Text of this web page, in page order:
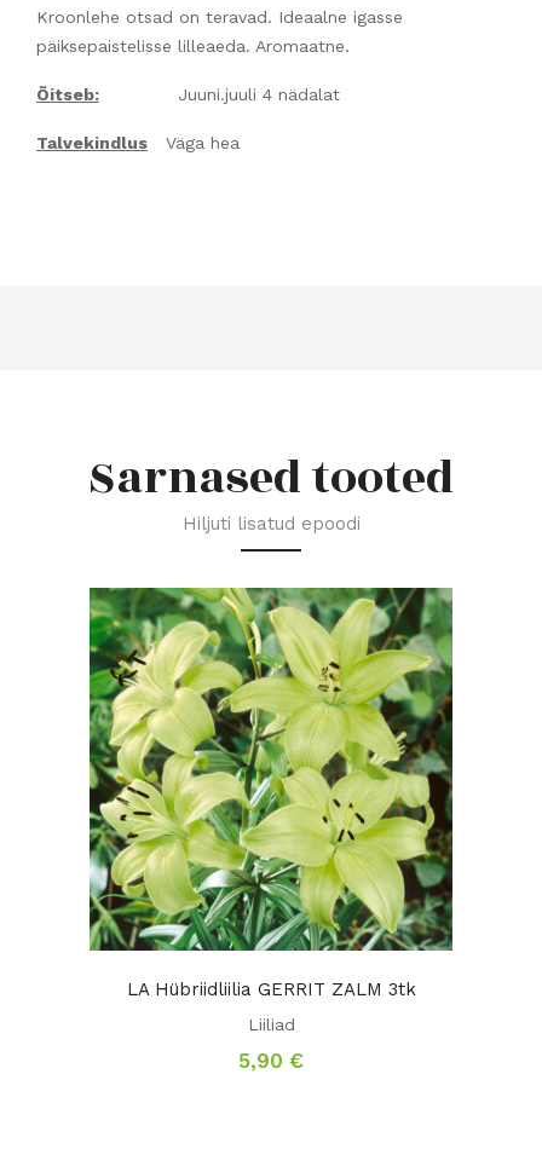
Kroonlehe otsad on teravad. Ideaalne igasse
päiksepaistelisse lilleaeda. Aromaatne.
Õitseb: Juuni.juuli 4 nädalat
Talvekindlus Väga hea
Sarnased tooted
Hiljuti lisatud epoodi
LA Hübriidliilia GERRIT ZALM 3tk
Liiliad
5,90 €